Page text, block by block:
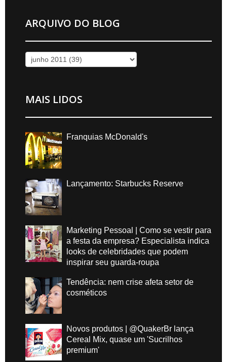
ARQUIVO DO BLOG
MAIS LIDOS
Franquias McDonald's
Lançamento: Starbucks Reserve
Marketing Pessoal | Como se vestir para
a festa da empresa? Especialista indica
looks de celebridades que podem
inspirar seu guarda-roupa
Tendência: nem crise afeta setor de
cosméticos
Novos produtos | @QuakerBr lança
Cereal Mix, quase um 'Sucrilhos
premium'